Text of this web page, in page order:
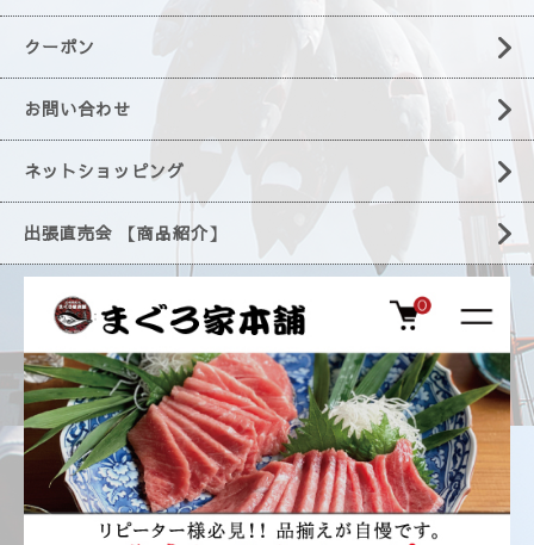
クーポン
お問い合わせ
ネットショッピング
出張直売会 【商品紹介】